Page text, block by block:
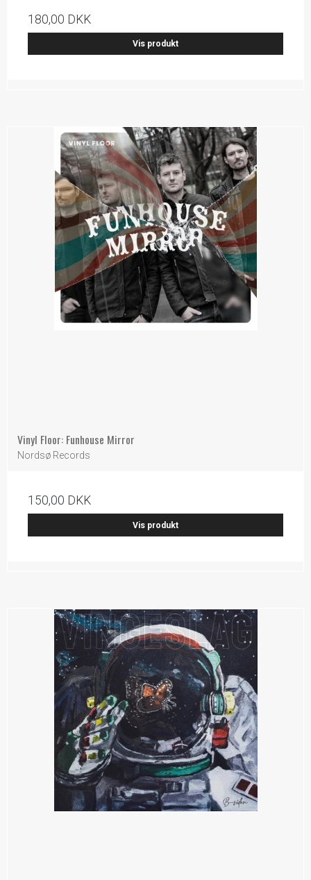
180,00 DKK
Vis produkt
Vinyl Floor: Funhouse Mirror
Nordsø Records
150,00 DKK
Vis produkt